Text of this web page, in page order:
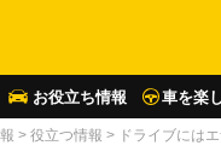
お役立ち情報 車を楽
> 役立つ情報 > ドライブには